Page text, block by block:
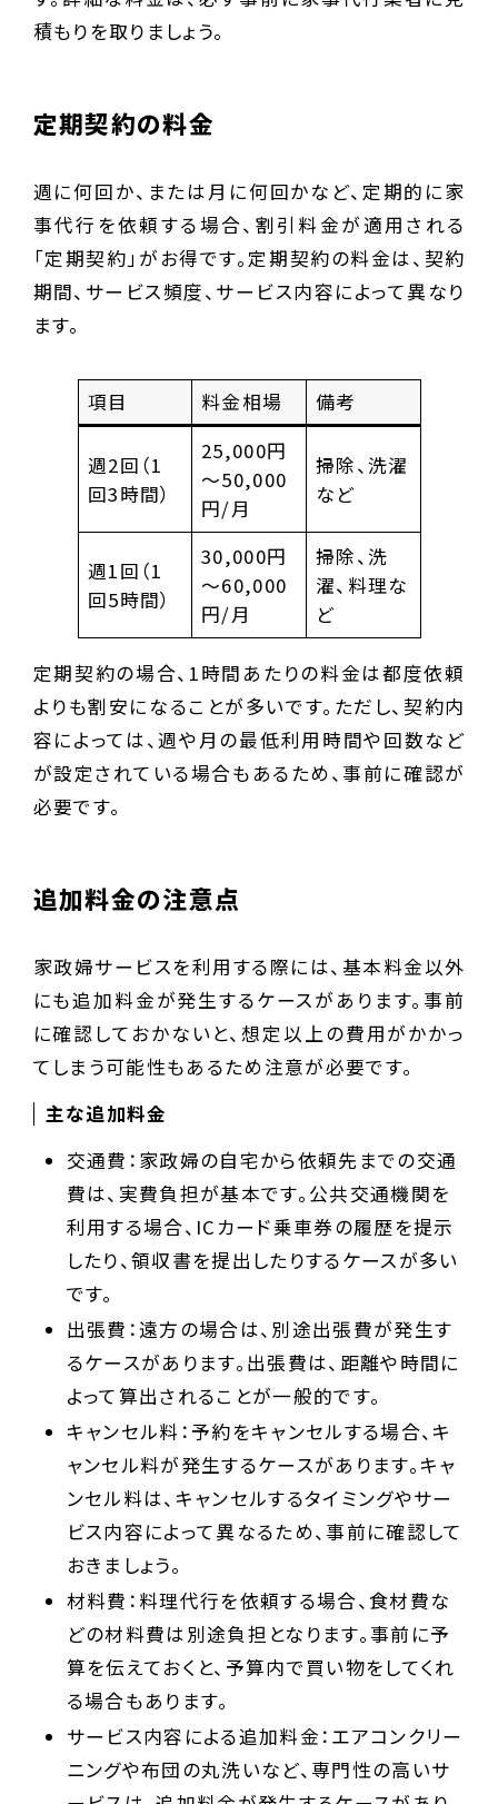
積もりを取りましょう。
定期契約の料金
週に何回か、または月に何回かなど、定期的に家
事代行を依頼する場合、割引料金が適用される
「定期契約」がお得です。定期契約の料金は、契約
期間、サービス頻度、サービス内容によって異なり
ます。
項目 料金相場 備考
週2回（1
回3時間）
25,000円
～50,000
円/月
掃除、洗濯
など
週1回（1
回5時間）
30,000円
～60,000
円/月
掃除、洗
濯、料理な
ど
定期契約の場合、1時間あたりの料金は都度依頼
よりも割安になることが多いです。ただし、契約内
容によっては、週や月の最低利用時間や回数など
が設定されている場合もあるため、事前に確認が
必要です。
追加料金の注意点
家政婦サービスを利用する際には、基本料金以外
にも追加料金が発生するケースがあります。事前
に確認しておかないと、想定以上の費用がかかっ
てしまう可能性もあるため注意が必要です。
主な追加料金
交通費：家政婦の自宅から依頼先までの交通
費は、実費負担が基本です。公共交通機関を
利用する場合、ICカード乗車券の履歴を提示
したり、領収書を提出したりするケースが多い
です。
出張費：遠方の場合は、別途出張費が発生す
るケースがあります。出張費は、距離や時間に
よって算出されることが一般的です。
キャンセル料：予約をキャンセルする場合、キ
ャンセル料が発生するケースがあります。キャ
ンセル料は、キャンセルするタイミングやサー
ビス内容によって異なるため、事前に確認して
おきましょう。
材料費：料理代行を依頼する場合、食材費な
どの材料費は別途負担となります。事前に予
算を伝えておくと、予算内で買い物をしてくれ
る場合もあります。
サービス内容による追加料金：エアコンクリー
ニングや布団の丸洗いなど、専門性の高いサ